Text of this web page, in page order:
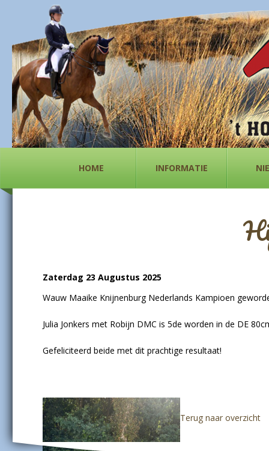
HOME INFORMATIE
Zaterdag 23 Augustus 2025
Wauw Maaike Knijnenburg Nederlands Kampioen
Julia Jonkers met Robijn DMC is 5de worden in de DE
Gefeliciteerd beide met dit prachtige resultaat!
Terug naar overzicht